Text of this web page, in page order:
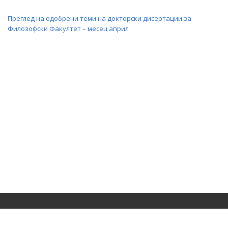
Преглед на одобрени теми на докторски дисертации за
Филозофски Факултет – месец април